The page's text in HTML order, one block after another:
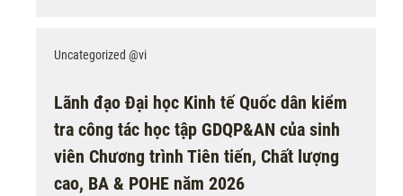
Uncategorized @vi
Lãnh đạo Đại học Kinh tế Quốc dân kiểm
tra công tác học tập GDQP&AN của sinh
viên Chương trình Tiên tiến, Chất lượng
cao, BA & POHE năm 2026